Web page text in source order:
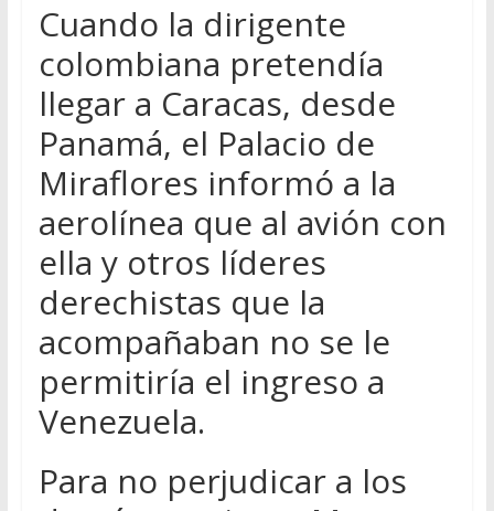
Cuando la dirigente
colombiana pretendía
llegar a Caracas, desde
Panamá, el Palacio de
Miraflores informó a la
aerolínea que al avión con
ella y otros líderes
derechistas que la
acompañaban no se le
permitiría el ingreso a
Venezuela.
Para no perjudicar a los